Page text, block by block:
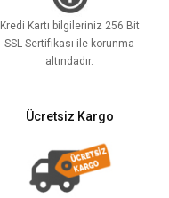
Kredi Kartı bilgileriniz 256 Bit
SSL Sertifikası ile korunma
altındadır.
Ücretsiz Kargo